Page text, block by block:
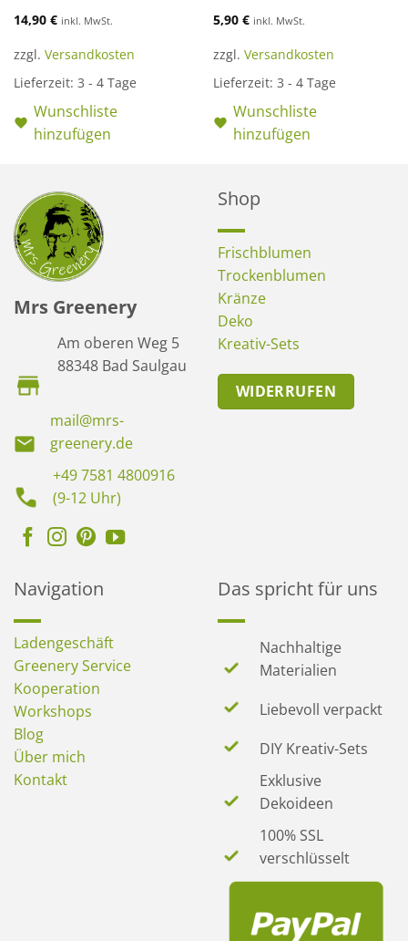
14,90 € inkl. MwSt.
zzgl. Versandkosten
Lieferzeit: 3 - 4 Tage
Wunschliste
hinzufügen
5,90 € inkl. MwSt.
zzgl. Versandkosten
Lieferzeit: 3 - 4 Tage
Wunschliste
hinzufügen
Mrs Greenery
Am oberen Weg 5
88348 Bad Saulgau
mail@mrs-
greenery.de
+49 7581 4800916
(9-12 Uhr)
Shop
Frischblumen
Trockenblumen
Kränze
Deko
Kreativ-Sets
WIDERRUFEN
Navigation
Ladengeschäft
Greenery Service
Kooperation
Workshops
Blog
Über mich
Kontakt
Das spricht für uns
Nachhaltige
Materialien
Liebevoll verpackt
DIY Kreativ-Sets
Exklusive
Dekoideen
100% SSL
verschlüsselt